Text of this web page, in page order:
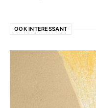
OOK INTERESSANT